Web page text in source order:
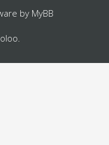
by MyBB
.